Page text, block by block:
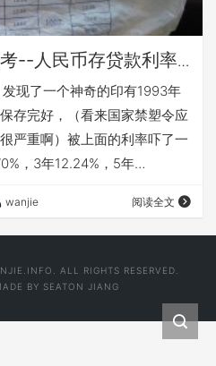
--人民币存贷款利率
现了一个神奇的印有1993年
存完好，（看来国家禁塑令应
严重啊）被上面的利率吓了一
，3年12.24%，5年
票基金高手除外）。拍了张照
查了下资料，看来1993年果然
啥1993年出现了人民币存贷款
wanjie 阅读全文
ALL RIGHTS RESERVED.
BY SEATON JIANG